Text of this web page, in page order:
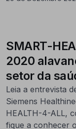
SMART-
2020
setor da
Leia a entrevista
Siemens
HEALTH-4-ALL,
fique a conhecer